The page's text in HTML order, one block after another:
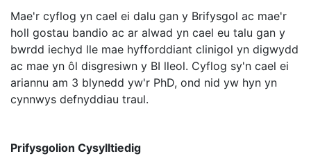
Mae'r cyflog yn cael ei dalu gan y Brifysgol ac mae'r
holl gostau bandio ac ar alwad yn cael eu talu gan y
bwrdd iechyd lle mae hyfforddiant clinigol yn digwydd
ac mae yn ôl disgresiwn y BI lleol. Cyflog sy'n cael ei
ariannu am 3 blynedd yw'r PhD, ond nid yw hyn yn
cynnwys defnyddiau traul.
Prifysgolion Cysylltiedig